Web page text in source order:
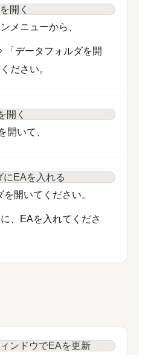
メニューから、
「データフォルダを開
ださい。
開いて、
開いてください。
、EAを入れてくださ